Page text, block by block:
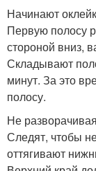
Начинают
Первую полосу
стороной вниз,
Складывают
минут. За это
полосу.
Не
Следят, чтобы
оттягивают